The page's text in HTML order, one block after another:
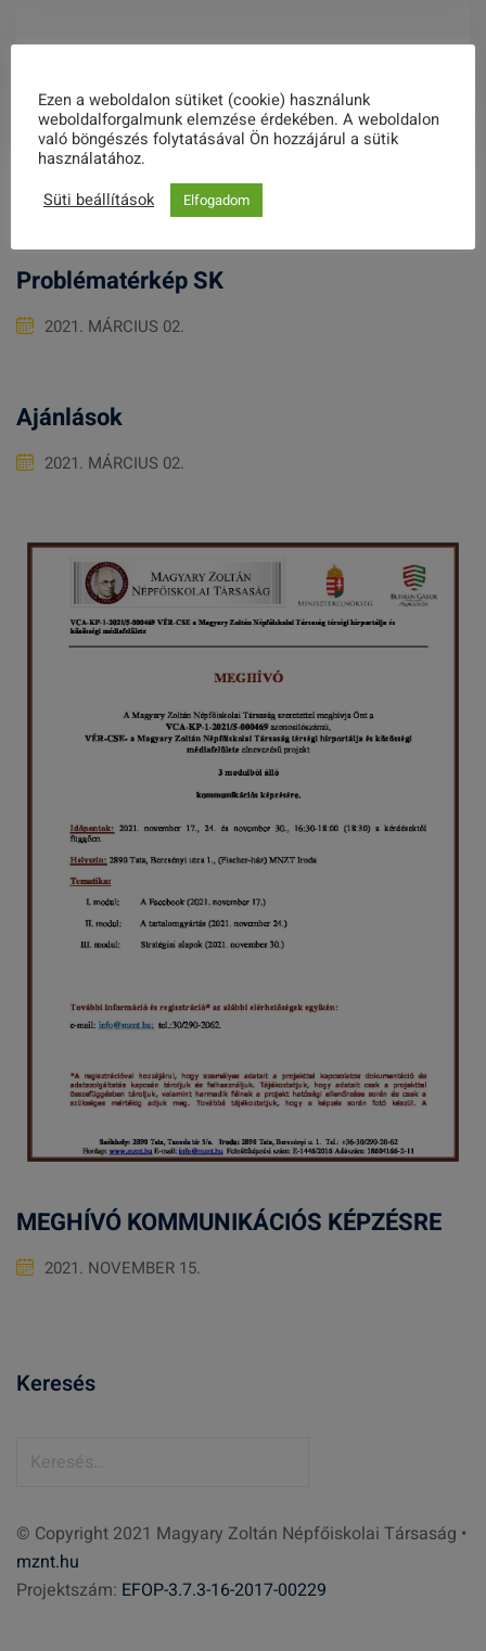
Related Posts
Problématérkép SK
2021. MÁRCIUS 02.
Ajánlások
2021. MÁRCIUS 02.
MEGHÍVÓ KOMMUNIKÁCIÓS KÉPZÉSRE
2021. NOVEMBER 15.
Keresés
e
s
é
© Copyright 2021 Magyary Zoltán Népfőiskolai Társaság •
mznt.hu
Projektszám: EFOP-3.7.3-16-2017-00229
Ezen a weboldalon sütiket (cookie) használunk
weboldalforgalmunk elemzése érdekében. A weboldalon
való böngészés folytatásával Ön hozzájárul a sütik
használatához.
Süti beállítások
Elfogadom